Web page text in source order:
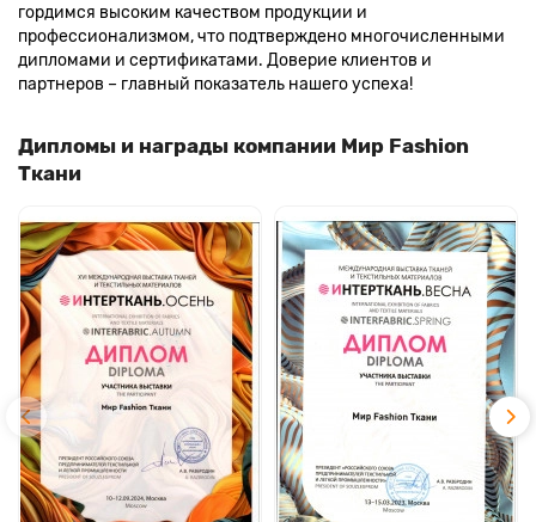
гордимся высоким качеством продукции и
профессионализмом, что подтверждено многочисленными
дипломами и сертификатами. Доверие клиентов и
партнеров – главный показатель нашего успеха!
Дипломы и награды компании Мир Fashion
Ткани